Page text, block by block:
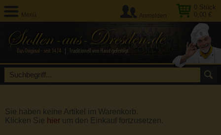
Menü
0 Stück
0,00 €
Anmelden
Sie haben keine Artikel im Warenkorb.
Klicken Sie hier um den Einkauf fortzusetzen.